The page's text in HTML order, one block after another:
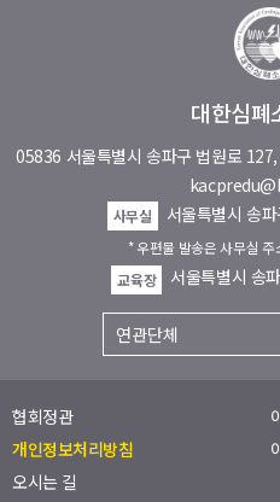
대한심폐
05836 서울특별시 송파구 법원로
사무실 서울특별시 송
* 우편물 발송은 사무실
교육장
서울특별시 송
협회정관
개인정보처리방침
오시는 길